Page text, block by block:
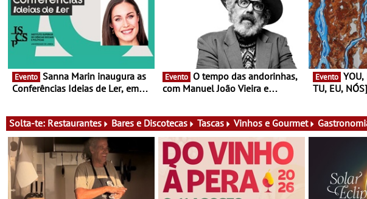
Evento
Conferências Ideias de Ler, em
primeira edição do novo ciclo de
debates dedicado aos grandes
temas do nosso tempo
Evento
com Manuel João Vieira e
de Setembro, 19:30
Evento
TU, EU,
Solta-te: Restaurantes Bares e Discotecas Tascas Vinhos e Gourmet